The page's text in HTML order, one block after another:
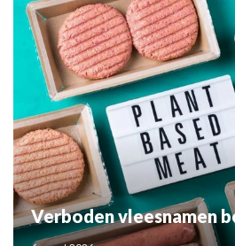
Verboden vleesnamen